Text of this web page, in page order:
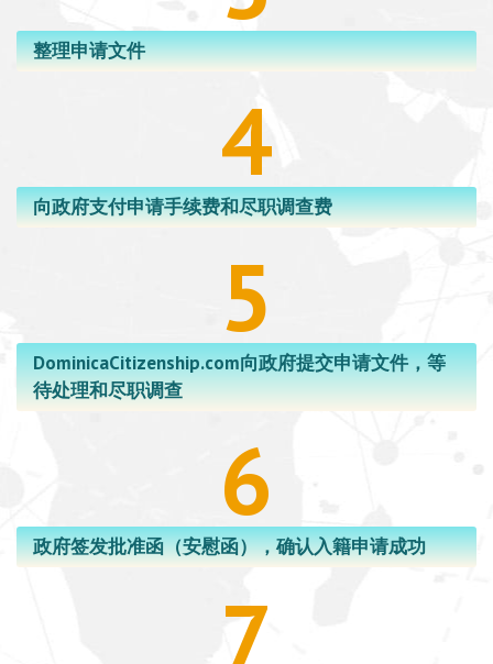
整理申请文件
4
向政府支付申请手续费和尽职调查费
5
DominicaCitizenship.com向政府提交申请文件，等
待处理和尽职调查
6
政府签发批准函（安慰函），确认入籍申请成功
7